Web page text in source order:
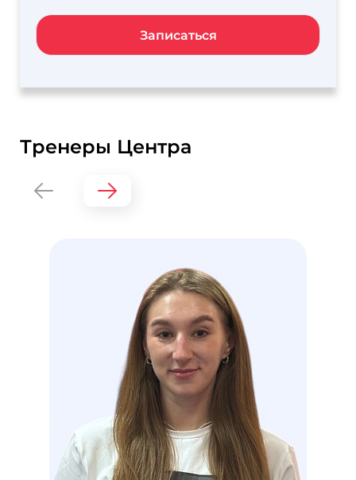
Записаться
Тренеры Центра